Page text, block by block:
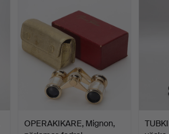
OPERAKIKARE, Mignon,